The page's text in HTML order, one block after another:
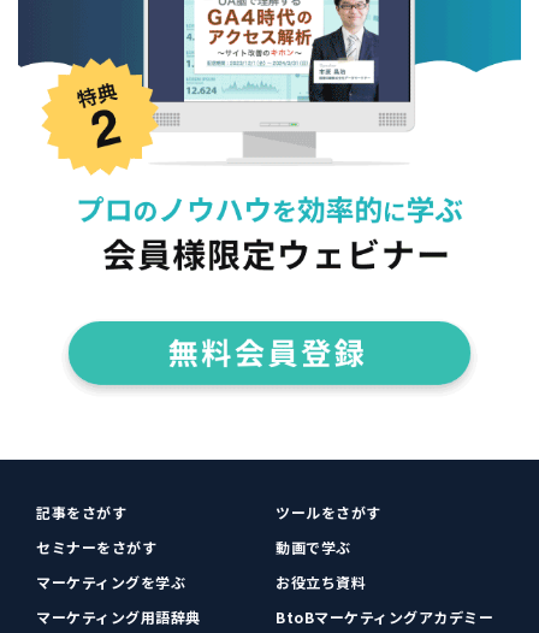
記事をさがす
ツールをさがす
セミナーをさがす
動画で学ぶ
マーケティングを学ぶ
お役立ち資料
マーケティング用語辞典
BtoBマーケティングアカデミー